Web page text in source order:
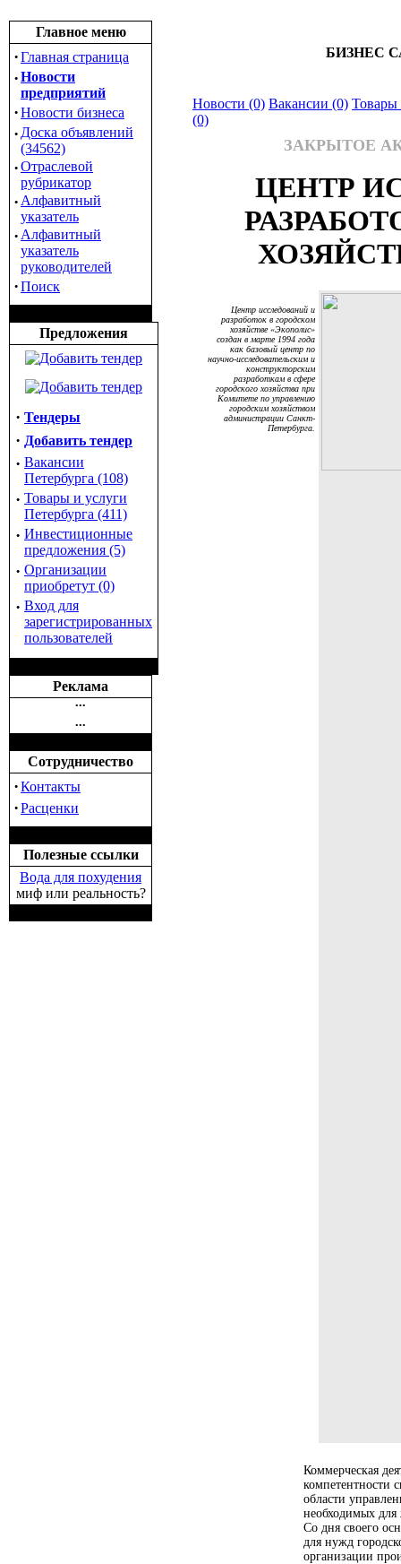
Главное меню
·Главная страница
·Новости
предприятий
·Новости бизнеса
· Доска объявлений
(34562)
·Отраслевой
рубрикатор
· Алфавитный
указатель
· Алфавитный
указатель
руководителей
·Поиск
Предложения
· Тендеры
· Добавить тендер
· Вакансии
Петербурга (108)
· Товары и услуги
Петербурга (411)
· Инвестиционные
предложения (5)
· Организации
приобретут (0)
· Вход для
зарегистрированных
пользователей
Реклама
•••
•••
Сотрудничество
·Контакты
·Расценки
Полезные ссылки
Вода для похудения
миф или реальность?
БИЗНЕС
Новости (0) Вакансии (0) Товары
(0)
ЗАКРЫТОЕ
ЦЕНТР
Центр исследований и
разработок в городском
хозяйстве «Экополис»
создан в марте 1994 года
как базовый центр по
научно-исследовательским и
конструкторским
разработкам в сфере
городского хозяйства при
Комитете по управлению
городским хозяйством
администрации Санкт-
Петербурга.
Коммерческая
компетентности
области
необходимых для
Со дня своего
для нужд
организации